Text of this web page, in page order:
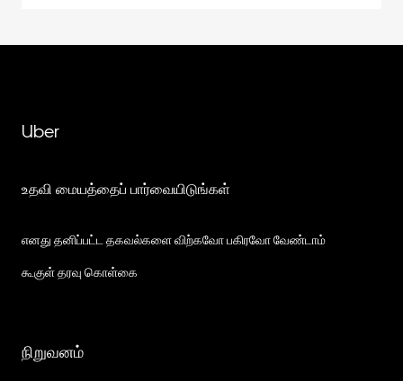
Uber
உதவி மையத்தைப் பார்வையிடுங்கள்
எனது தனிப்பட்ட தகவல்களை விற்கவோ பகிரவோ வேண்டாம்
கூகுள் தரவு கொள்கை
நிறுவனம்